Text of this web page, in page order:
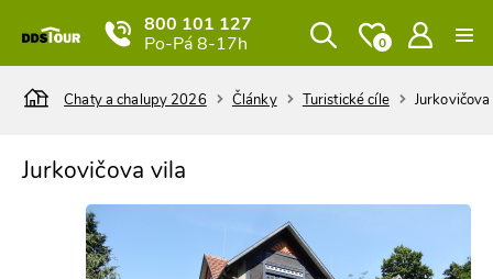
800 101 127
Po-Pá 8-17h
0
Chaty a chalupy 2026 Články Turistické cíle
Jurkovičova vila